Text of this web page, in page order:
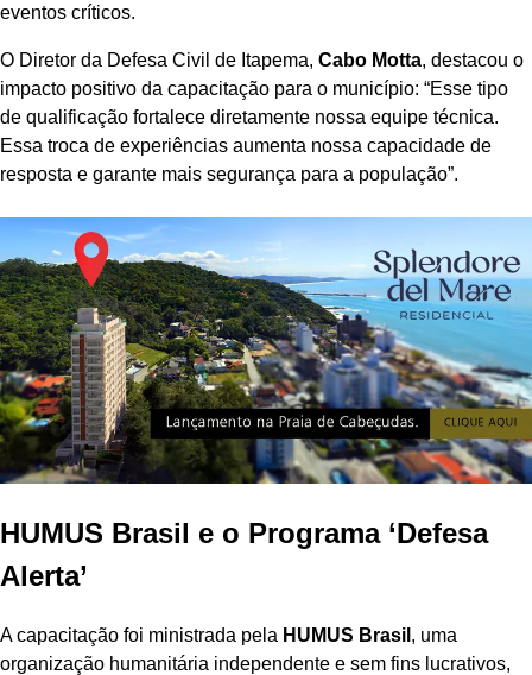
eventos críticos.
O Diretor da Defesa Civil de Itapema, Cabo Motta, destacou o
impacto positivo da capacitação para o município: “Esse tipo
de qualificação fortalece diretamente nossa equipe técnica.
Essa troca de experiências aumenta nossa capacidade de
resposta e garante mais segurança para a população”.
HUMUS Brasil e o Programa ‘Defesa
Alerta’
A capacitação foi ministrada pela HUMUS Brasil , uma
organização humanitária independente e sem fins lucrativos,